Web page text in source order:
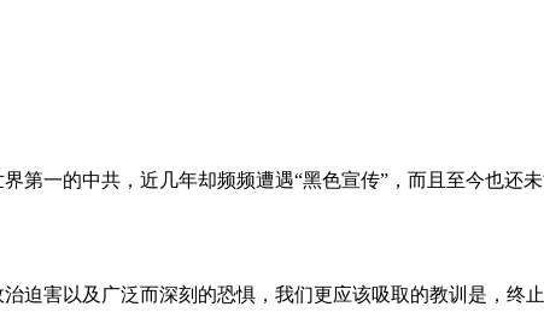
第一的中共，近几年却频频遭遇“黑色宣传”，而且至今也还未
迫害以及广泛而深刻的恐惧，我们更应该吸取的教训是，终